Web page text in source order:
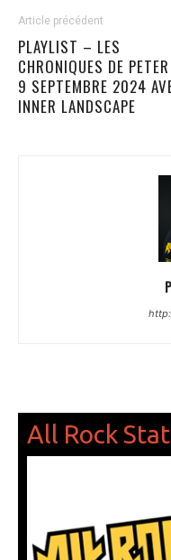
Article précédent
PLAYLIST – LES
CHRONIQUES DE
9 SEPTEMBRE 2024
INNER LANDSCAPE